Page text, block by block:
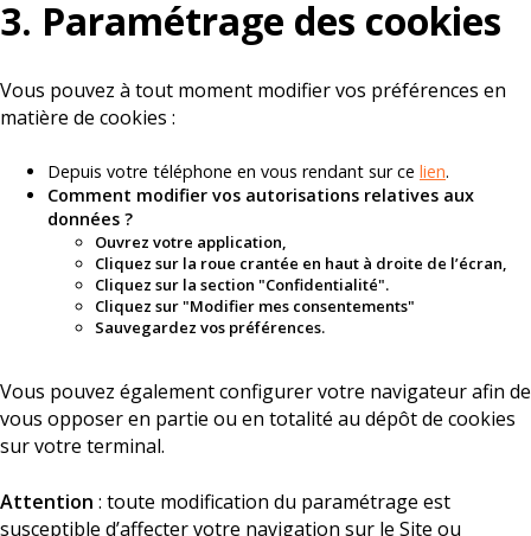
3. Paramétrage des cookies
Vous pouvez à tout moment modifier vos préférences en
matière de cookies :
Depuis votre téléphone en vous rendant sur ce lien.
Comment modifier vos autorisations relatives aux
données ?
Ouvrez votre application,
Cliquez sur la roue crantée en haut à droite de l’écran,
Cliquez sur la section "Confidentialité".
Cliquez sur "Modifier mes consentements"
Sauvegardez vos préférences.
Vous pouvez également configurer votre navigateur afin de
vous opposer en partie ou en totalité au dépôt de cookies
sur votre terminal.
Attention : toute modification du paramétrage est
susceptible d’affecter votre navigation sur le Site ou